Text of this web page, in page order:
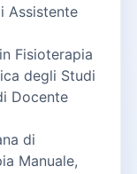
Assistente
Fisioterapia
degli Studi
Docente
di
Manuale,